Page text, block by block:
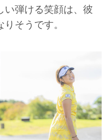
い弾ける笑顔は、彼
そうです。